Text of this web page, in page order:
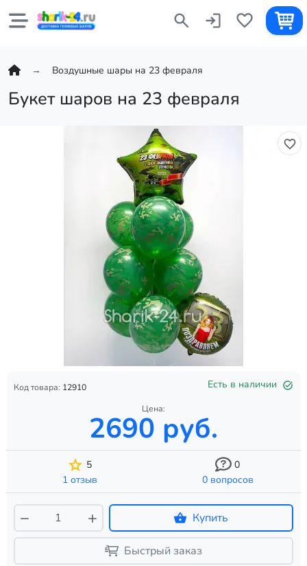
Воздушные шары на 23 февраля
Букет шаров на 23 февраля
Код товара: 12910 Есть в наличии
Цена:
2690 руб.
5
1 отзыв
0
0 вопросов
Купить
Быстрый заказ